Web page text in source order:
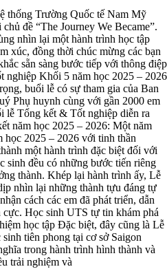
thống Trường Quốc tế Nam Mỹ
đề “The Journey We Became”.
nhìn lại một hành trình học tập
xúc, đồng thời chúc mừng các bạn
sẵn sàng bước tiếp với thông điệp
nghiệp Khối 5 năm học 2025 – 2026
buổi lễ có sự tham gia của Ban
Phụ huynh cùng với gần 2000 em
lễ Tổng kết & Tốt nghiệp diễn ra
năm học 2025 – 2026: Một năm
học 2025 – 2026 với tinh thần
một hành trình đặc biệt đối với
sinh đều có những bước tiến riêng
thành. Khép lại hành trình ấy, Lễ
nhìn lại những thành tựu đáng tự
cách các em đã phát triển, dẫn
cực. Học sinh UTS tự tin khám phá
học tập Đặc biệt, đây cũng là Lễ
tiên phong tại cơ sở Saigon
trong hành trình hình thành và
trải nghiệm và